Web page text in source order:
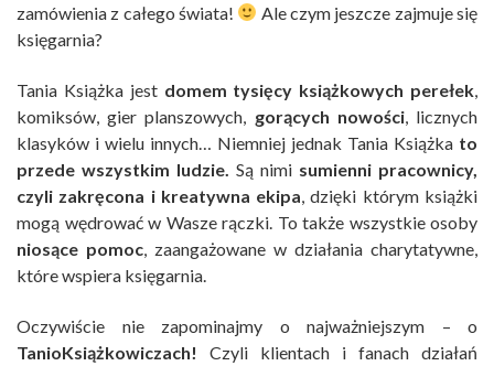
zamówienia z całego świata!
Ale czym jeszcze zajmuje się
księgarnia?
Tania Książka jest domem tysięcy książkowych perełek
komiksów, gier planszowych, gorących nowości, licznych
klasyków i wielu innych… Niemniej jednak Tania Książka to
przede wszystkim ludzie. Są nimi sumienni pracownicy,
czyli zakręcona i kreatywna ekipa , dzięki którym książki
mogą wędrować w Wasze rączki. To także wszystkie osoby
niosące pomoc , zaangażowane w działania charytatywne,
które wspiera księgarnia.
Oczywiście nie zapominajmy o najważniejszym – o
TanioKsiążkowiczach!
Czyli klientach i fanach działań